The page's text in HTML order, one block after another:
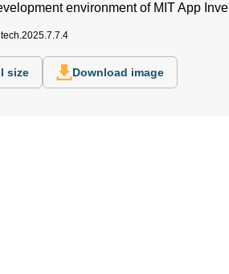
environment of MIT App
size Download image